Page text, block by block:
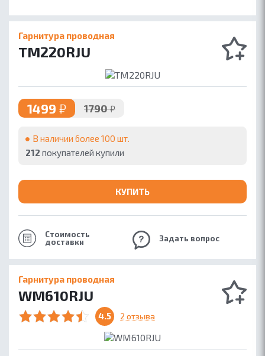
Гарнитура проводная
TM220RJU
1499 ₽ 1790₽
В наличии более 100 шт.
212 покупателей купили
КУПИТЬ
Стоимость
доставки
Задать вопрос
Гарнитура проводная
WM610RJU
4.5 2 отзыва